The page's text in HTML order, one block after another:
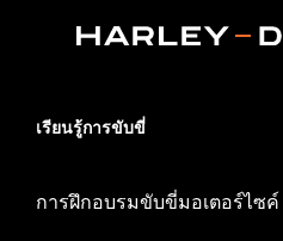
เรียนรู้การขับขี่
การฝึกอบรมขับขี่มอเตอร์ไซค์